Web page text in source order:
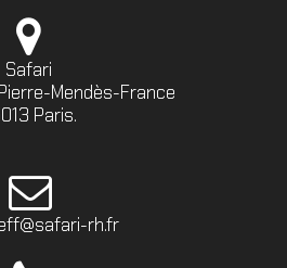
Safari
Mendès-France
Paris.
rh.fr